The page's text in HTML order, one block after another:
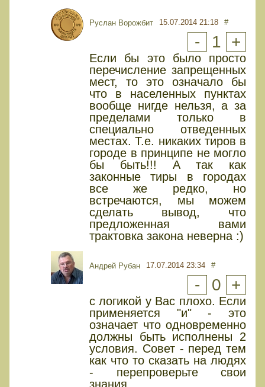
Руслан Ворожбит 15.07.2014 21:18 #
- 1 +
Если бы это было просто
перечисление запрещенных
мест, то это означало бы
что в населенных пунктах
вообще нигде нельзя, а за
пределами только в
специально отведенных
местах. Т.е. никаких тиров в
городе в принципе не могло
бы быть!!! А так как
законные тиры в городах
все же редко, но
встречаются, мы можем
сделать вывод, что
предложенная вами
трактовка закона неверна :)
Андрей Рубан 17.07.2014 23:34 #
- 0 +
с логикой у Вас плохо. Если
применяется "и" - это
означает что одновременно
должны быть исполнены 2
условия. Совет - перед тем
как что то сказать на людях
- перепроверьте свои
знания